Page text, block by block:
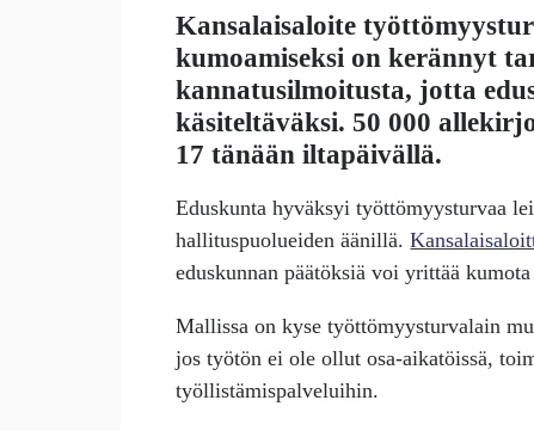
Kansalaisaloite
kumoamiseksi on kerännyt
kannatusilmoitusta, jotta
käsiteltäväksi. 50 000
17 tänään iltapäivällä.
Eduskunta hyväksyi työttömyysturvaa
hallituspuolueiden äänillä.
eduskunnan päätöksiä voi yrittää
Mallissa on kyse työttömyysturvalain
jos työtön ei ole ollut osa-aikatöissä,
työllistämispalveluihin.